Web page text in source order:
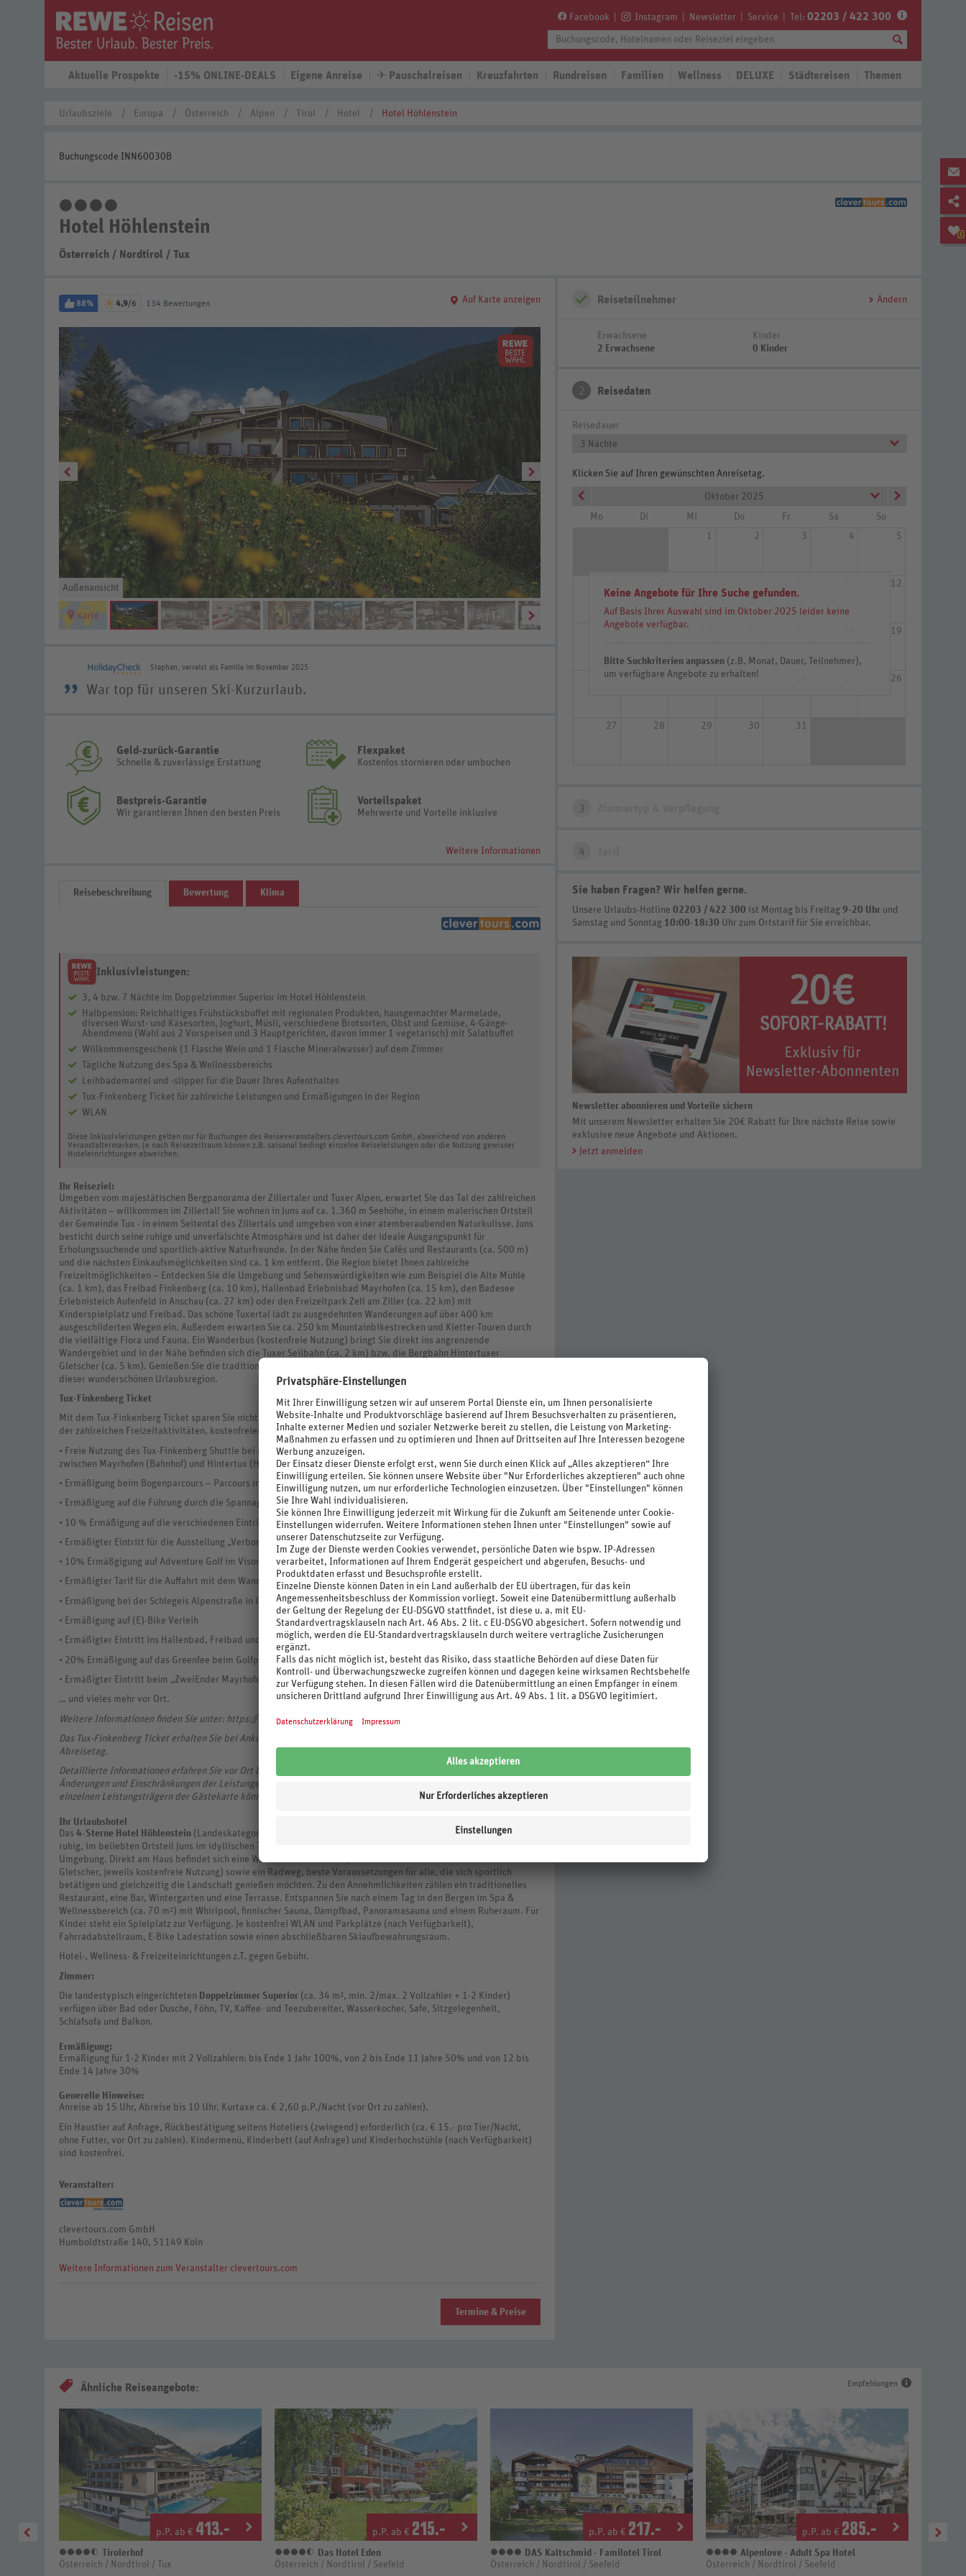
Facebook Instagram Newsletter Service Tel: 02203 / 422 300
Aktuelle Prospekte -15% ONLINE-DEALS Eigene Anreise ✈ Pauschalreisen Kreuzfahrten Rundreisen Familien Wellness DELUXE Städtereisen Themen
0
Urlaubsziele Europa Österreich Alpen Tirol Hotel Hotel Höhlenstein
Buchungscode INN60030B
Hotel Höhlenstein
Österreich / Nordtirol / Tux
88% 4,9/6 134 Bewertungen Auf Karte anzeigen
Außenansicht
Stephan, verreist als Familie im November 2025
” War top für unseren Ski-Kurzurlaub.
Geld-zurück-Garantie
Schnelle & zuverlässige Erstattung
Flexpaket
Kostenlos stornieren oder umbuchen
Bestpreis-Garantie
Wir garantieren Ihnen den besten Preis
Vorteilspaket
Mehrwerte und Vorteile inklusive
Weitere Informationen
Reisebeschreibung Bewertung Klima
Inklusivleistungen:
3, 4 bzw. 7 Nächte im Doppelzimmer Superior im Hotel Höhlenstein
Halbpension: Reichhaltiges Frühstücksbuffet mit regionalen Produkten, hausgemachter Marmelade,
diversen Wurst- und Käsesorten, Joghurt, Müsli, verschiedene Brotsorten, Obst und Gemüse, 4-Gänge-
Abendmenü (Wahl aus 2 Vorspeisen und 3 Hauptgerichten, davon immer 1 vegetarisch) mit Salatbuffet
Willkommensgeschenk (1 Flasche Wein und 1 Flasche Mineralwasser) auf dem Zimmer
Tägliche Nutzung des Spa & Wellnessbereichs
Leihbademantel und -slipper für die Dauer Ihres Aufenthaltes
Tux-Finkenberg Ticket für zahlreiche Leistungen und Ermäßigungen in der Region
WLAN
Diese Inklusivleistungen gelten nur für Buchungen des Reiseveranstalters clevertours.com GmbH, abweichend von anderen
Veranstaltermarken. Je nach Reisezeitraum können z.B. saisonal bedingt einzelne Reiseleistungen oder die Nutzung gewisser
Hoteleinrichtungen abweichen.
Ihr Reiseziel:
Umgeben vom majestätischen Bergpanorama der Zillertaler und Tuxer Alpen, erwartet Sie das Tal der zahlreichen
Aktivitäten – willkommen im Zillertal! Sie wohnen in Juns auf ca. 1.360 m Seehöhe, in einem malerischen Ortsteil
der Gemeinde Tux - in einem Seitental des Zillertals und umgeben von einer atemberaubenden Naturkulisse. Juns
besticht durch seine ruhige und unverfälschte Atmosphäre und ist daher der ideale Ausgangspunkt für
Erholungssuchende und sportlich-aktive Naturfreunde. In der Nähe finden Sie Cafés und Restaurants (ca. 500 m)
und die nächsten Einkaufsmöglichkeiten sind ca. 1 km entfernt. Die Region bietet Ihnen zahlreiche
Freizeitmöglichkeiten – Entdecken Sie die Umgebung und Sehenswürdigkeiten wie zum Beispiel die Alte Mühle
(ca. 1 km), das Freibad Finkenberg (ca. 10 km), Hallenbad Erlebnisbad Mayrhofen (ca. 15 km), den Badesee
Erlebnisteich Aufenfeld in Anschau (ca. 27 km) oder den Freizeitpark Zell am Ziller (ca. 22 km) mit
Kinderspielplatz und Freibad. Das schöne Tuxertal lädt zu ausgedehnten Wanderungen auf über 400 km
ausgeschilderten Wegen ein. Außerdem erwarten Sie ca. 250 km Mountainbikestrecken und Kletter-Touren durch
die vielfältige Flora und Fauna. Ein Wanderbus (kostenfreie Nutzung) bringt Sie direkt ins angrenzende
Wandergebiet und in der Nähe befinden sich die Tuxer Seilbahn (ca. 2 km) bzw. die Bergbahn Hintertuxer
Gletscher (ca. 5 km). Genießen Sie die traditionelle Tiroler Gastfreundschaft und die regionalen Spezialitäten
dieser wunderschönen Urlaubsregion.
Tux-Finkenberg Ticket
Mit dem Tux-Finkenberg Ticket sparen Sie nicht nur bares Geld sondern profitieren auch vom ganzjährigen Angebot
der zahlreichen Freizeitaktivitäten, kostenfreien Leistungen und Ermäßigungen in der Region, wie zum Beispiel:
• Freie Nutzung des Tux-Finkenberg Shuttle bei automatischer Vorlage des gültigen Tux-Finkenberg Tickets
zwischen Mayrhofen (Bahnhof) und Hintertux (Hintertuxer Gletscherbahn). Gilt nicht für die An- und Abreise!
• Ermäßigung beim Bogenparcours – Parcours inkl. Verleih
• Ermäßigung auf die Führung durch die Spannagelhöhle am Hintertuxer Gletscher
• 10 % Ermäßigung auf die verschiedenen Eintrittspakete für das Zillertal Bier BrauKunstHaus in Zell am Ziller
• Ermäßigter Eintritt für die Ausstellung „Verborgene Schätze“ im Naturparkhaus Zillertaler Alpen in Ginzling
• 10% Ermäßgigung auf Adventure Golf im Visorium in Mayrhofen
• Ermäßigter Tarif für die Auffahrt mit dem Wandertaxi Tux
• Ermäßigung bei der Schlegeis Alpenstraße in Ginzling
• Ermäßigung auf (E)-Bike Verleih
• Ermäßigter Eintritt ins Hallenbad, Freibad und in den Saunabereich im Erlebnisbad Mayrhofen
• 20% Ermäßigung auf das Greenfee beim Golfplatz Zillertal in Uderns
• Ermäßigter Eintritt beim „ZweiEnder Mayrhofen“ - Minigolfplatz beim Waldfestplatz in Mayrhofen
… und vieles mehr vor Ort.
Weitere Informationen finden Sie unter: https://www.tux.at/tuxfinkenbergticket/
Das Tux-Finkenberg Ticket erhalten Sie bei Ankunft im Hotel. Es ist gültig ab Ihrem Anreisetag und endet mit dem
Abreisetag.
Detaillierte Informationen erfahren Sie vor Ort bei Erhalt der Karte. Leistungen teilweise wetterabhängig.
Änderungen und Einschränkungen der Leistungen und Nutzungszeiten von Gästekarten unter Vorbehalt. Bei
einzelnen Leistungsträgern der Gästekarte können gegebenenfalls Unkostenbeiträge vor Ort anfallen.
Ihr Urlaubshotel
Das 4-Sterne Hotel Höhlenstein (Landeskategorie) befindet sich in wunderschöner Panoramalage, zentral und doch
ruhig, im beliebten Ortsteil Juns im idyllischen Tuxertal. Das Hotel ist der ideale Ausgangspunkt für Ausflüge in die
Umgebung. Direkt am Haus befindet sich eine Wanderbushaltestelle (bzw. Skibus zum Lanersbach und Hintertuxer
Gletscher, jeweils kostenfreie Nutzung) sowie ein Radweg, beste Voraussetzungen für alle, die sich sportlich
betätigen und gleichzeitig die Landschaft genießen möchten. Zu den Annehmlichkeiten zählen ein traditionelles
Restaurant, eine Bar, Wintergarten und eine Terrasse. Entspannen Sie nach einem Tag in den Bergen im Spa &
Wellnessbereich (ca. 70 m²) mit Whirlpool, finnischer Sauna, Dampfbad, Panoramasauna und einem Ruheraum. Für
Kinder steht ein Spielplatz zur Verfügung. Je kostenfrei WLAN und Parkplätze (nach Verfügbarkeit),
Fahrradabstellraum, E-Bike Ladestation sowie einen abschließbaren Skiaufbewahrungsraum.
Hotel-, Wellness- & Freizeiteinrichtungen z.T. gegen Gebühr.
Zimmer:
Die landestypisch eingerichteten Doppelzimmer Superior (ca. 34 m², min. 2/max. 2 Vollzahler + 1-2 Kinder)
verfügen über Bad oder Dusche, Föhn, TV, Kaffee- und Teezubereiter, Wasserkocher, Safe, Sitzgelegenheit,
Schlafsofa und Balkon.
Ermäßigung:
Ermäßigung für 1-2 Kinder mit 2 Vollzahlern: bis Ende 1 Jahr 100%, von 2 bis Ende 11 Jahre 50% und von 12 bis
Ende 14 Jahre 30%
Generelle Hinweise:
Anreise ab 15 Uhr, Abreise bis 10 Uhr. Kurtaxe ca. € 2,60 p.P./Nacht (vor Ort zu zahlen).
Ein Haustier auf Anfrage, Rückbestätigung seitens Hoteliers (zwingend) erforderlich (ca. € 15.- pro Tier/Nacht,
ohne Futter, vor Ort zu zahlen). Kindermenü, Kinderbett (auf Anfrage) und Kinderhochstühle (nach Verfügbarkeit)
sind kostenfrei.
Veranstalter:
clevertours.com GmbH
Humboldtstraße 140, 51149 Köln
Weitere Informationen zum Veranstalter clevertours.com
Termine & Preise
Reiseteilnehmer Ändern
Erwachsene
2 Erwachsene
Kinder
0 Kinder
2 Reisedaten
Reisedauer
3 Nächte
Klicken Sie auf Ihren gewünschten Anreisetag.
Keine Angebote für Ihre Suche gefunden.
Auf Basis Ihrer Auswahl sind im Oktober 2025 leider keine
Angebote verfügbar.
Bitte Suchkriterien anpassen (z.B. Monat, Dauer, Teilnehmer),
um verfügbare Angebote zu erhalten!
Oktober 2025
Mo
Di Mi Do Fr Sa
So
1
2 3 4 5
12
13 14 19
20 21 22 23 26
27 28 29 30 31
3
4
Sie haben Fragen? Wir helfen gerne.
Unsere Urlaubs-Hotline 02203 / 422 300 ist Montag bis Freitag 9-20 Uhr und
Samstag und Sonntag 10:00-18:30 Uhr zum Ortstarif für Sie erreichbar.
Newsletter abonnieren und Vorteile sichern
Mit unserem Newsletter erhalten Sie 20€ Rabatt für Ihre nächste Reise sowie
exklusive neue Angebote und Aktionen.
Jetzt anmelden
Empfehlungen
Ähnliche Reiseangebote:
p.P. ab € 413.-
4,5 Sterne
Tirolerhof
Österreich / Nordtirol / Tux
p.P. ab € 215.-
4,5 Sterne
Das Hotel Eden
Österreich / Nordtirol / Seefeld
p.P. ab € 217.-
4 Sterne
DAS Kaltschmid - Familotel Tirol
Österreich / Nordtirol / Seefeld
p.P. ab € 285.-
4 Sterne
Alpenlove - Adult Spa Hotel
Österreich / Nordtirol / Seefeld